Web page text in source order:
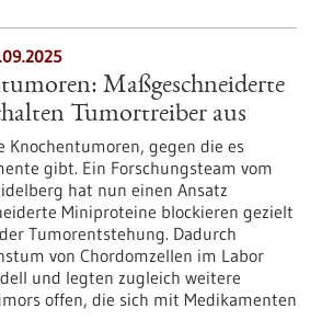
Maßgeschneiderte
Tumortreiber aus
Knochentumoren, gegen die es
gibt. Ein Forschungsteam vom
hat nun einen Ansatz
Miniproteine blockieren gezielt
Tumorentstehung. Dadurch
von Chordomzellen im Labor
und legten zugleich weitere
offen, die sich mit Medikamenten